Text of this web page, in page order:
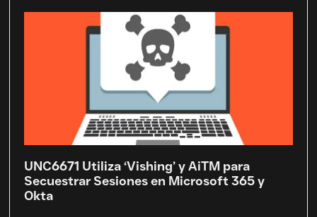
UNC6671 Utiliza ‘Vishing’ y AiTM para
Secuestrar Sesiones en Microsoft 365 y
Okta